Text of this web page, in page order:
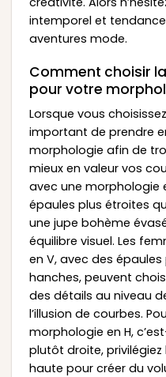
intemporel et
aventures mode.
Comment choisir
pour votre
Lorsque vous
important de prendre
morphologie afin de
mieux en valeur vos
avec une morphologie
épaules plus étroites
une jupe bohème
équilibre visuel. Les
en V, avec des
hanches, peuvent
des détails au niveau
l’illusion de courbes.
morphologie en H,
plutôt droite,
haute pour créer du